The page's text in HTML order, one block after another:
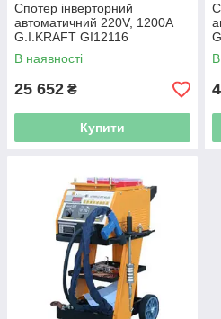
Спотер інверторний
автоматичний 220V, 1200A
G.I.KRAFT GI12116
В наявності
25 652 ₴
Купити